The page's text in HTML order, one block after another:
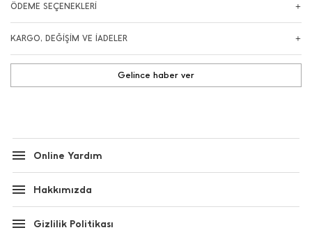
Gelince haber ver
ÖDEME SEÇENEKLERİ
KARGO, DEĞİŞİM VE İADELER
Online Yardım
Hakkımızda
Gizlilik Politikası